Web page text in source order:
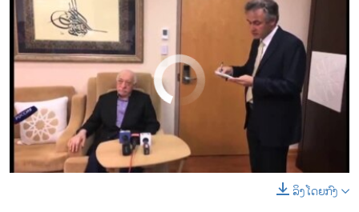
SHARE
No media source currently available
ລິງໂດຍກົງ